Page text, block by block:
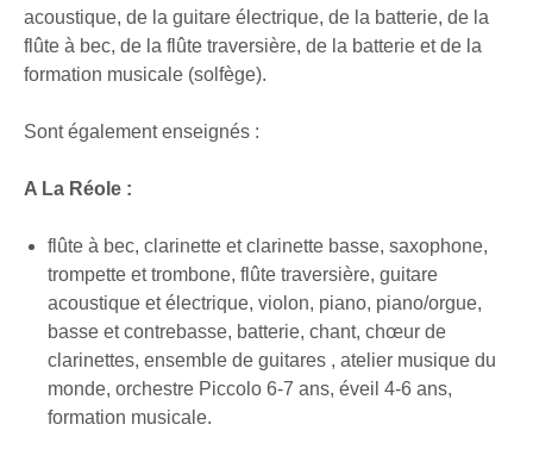
acoustique, de la guitare électrique, de la batterie, de la
flûte à bec, de la flûte traversière, de la batterie et de la
formation musicale (solfège).
Sont également enseignés :
A La Réole :
flûte à bec, clarinette et clarinette basse, saxophone,
trompette et trombone, flûte traversière, guitare
acoustique et électrique, violon, piano, piano/orgue,
basse et contrebasse, batterie, chant, chœur de
clarinettes, ensemble de guitares , atelier musique du
monde, orchestre Piccolo 6-7 ans, éveil 4-6 ans,
formation musicale.